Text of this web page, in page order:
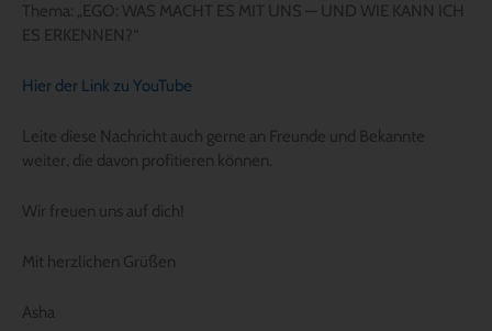
Thema: „EGO: WAS MACHT ES MIT UNS — UND WIE KANN ICH
ES ERKENNEN?“
Hier der Link zu YouTube
Leite diese Nachricht auch gerne an Freunde und Bekannte
weiter, die davon profitieren können.
Wir freuen uns auf dich!
Mit herzlichen Grüßen
Asha